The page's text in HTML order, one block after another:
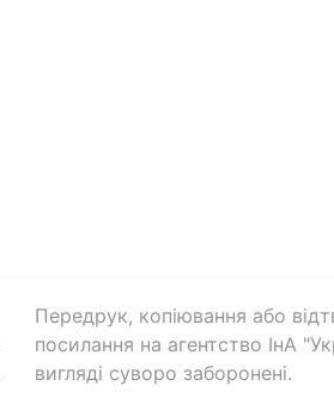
Передрук, копіювання або
посилання на агентство ІнА
вигляді суворо заборонені.